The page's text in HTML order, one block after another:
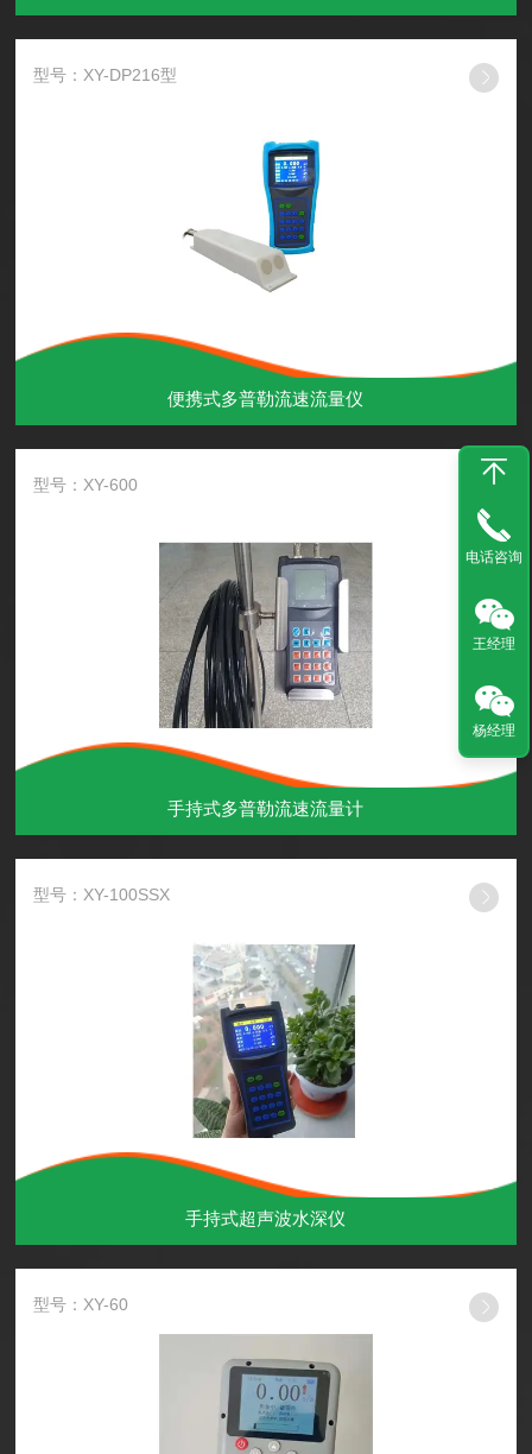
型号：XY-DP216型
便携式多普勒流速流量仪
型号：XY-600
手持式多普勒流速流量计
型号：XY-100SSX
手持式超声波水深仪
型号：XY-60
电话咨询
王经理
杨经理